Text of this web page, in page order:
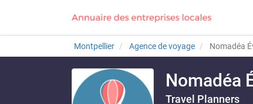
Montpellier Agence de voyage Nomadéa
Nomadéa
Travel Planners